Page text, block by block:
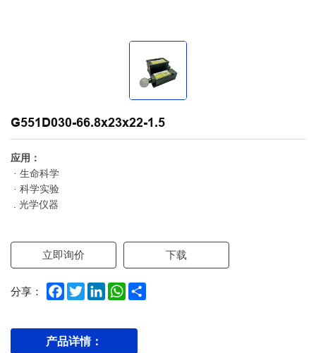
G551D030-66.8x23x22-1.5
应用：
· 生命科学
· 科学实验
. 光学仪器
立即询价 下载
分享： Facebook
TwitterLinkedInWhatsApp
产品详情：